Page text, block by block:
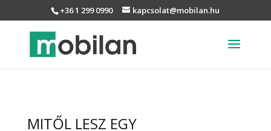
+36 1 299 0990 kapcsolat@mobilan.hu
MITŐL LESZ EGY